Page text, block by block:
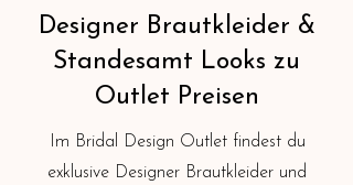
Designer Brautkleider &
Standesamt Looks zu
Outlet Preisen
Im Bridal Design Outlet findest du
exklusive Designer Brautkleider und